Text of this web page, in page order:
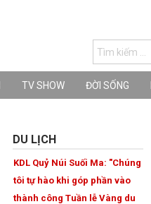
TV SHOW ĐỜI SỐNG
DU LỊCH
KDL Quỷ Núi Suối Ma: "Chúng
tôi tự hào khi góp phần vào
thành công Tuần lễ Vàng du